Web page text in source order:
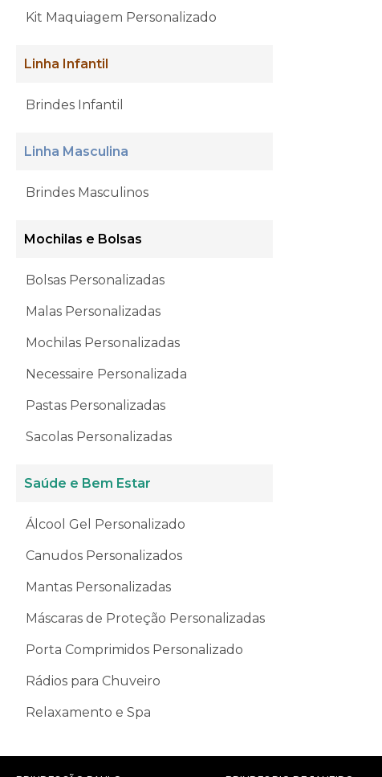
Kit Maquiagem Personalizado
Linha Infantil
Brindes Infantil
Linha Masculina
Brindes Masculinos
Mochilas e Bolsas
Bolsas Personalizadas
Malas Personalizadas
Mochilas Personalizadas
Necessaire Personalizada
Pastas Personalizadas
Sacolas Personalizadas
Saúde e Bem Estar
Álcool Gel Personalizado
Canudos Personalizados
Mantas Personalizadas
Máscaras de Proteção Personalizadas
Porta Comprimidos Personalizado
Rádios para Chuveiro
Relaxamento e Spa